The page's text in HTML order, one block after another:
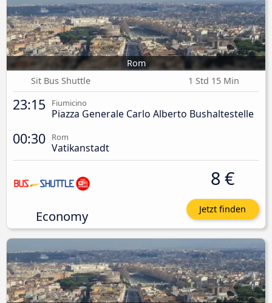
Rom
Sit Bus Shuttle
1 Std 15 Min
23:15 Fiumicino
Piazza Generale Carlo Alberto Bushaltestelle
00:30 Rom
Vatikanstadt
Economy
8 €
Jetzt finden